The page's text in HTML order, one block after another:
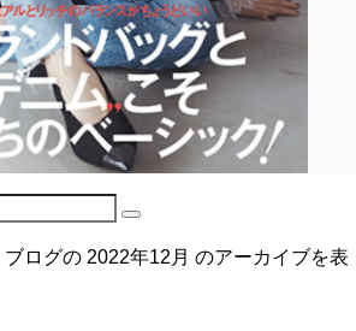
e
ブログの 2022年12月 のアーカイブを表